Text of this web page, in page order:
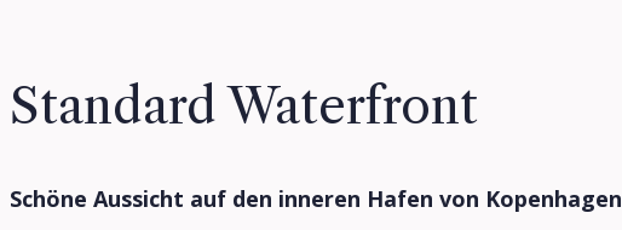
Standard Waterfront
Schöne Aussicht auf den inneren Hafen von Kopenhagen